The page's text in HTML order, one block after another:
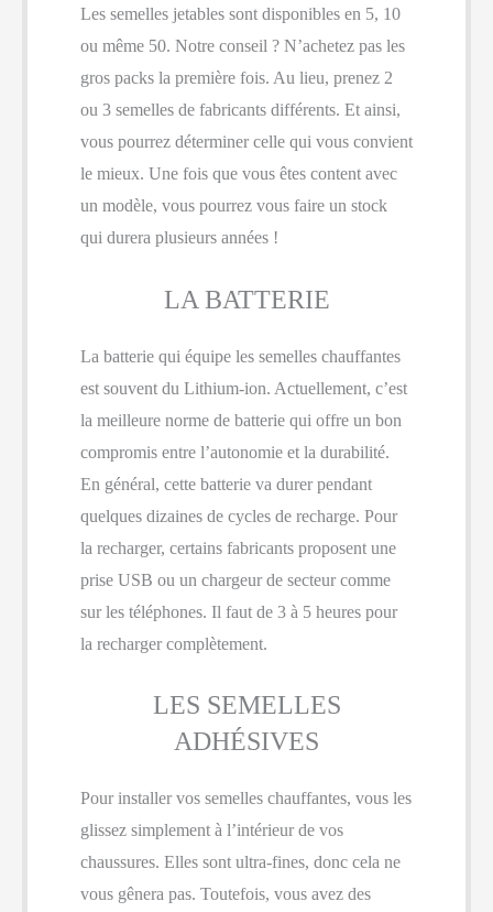
Les semelles jetables sont disponibles en 5, 10
ou même 50. Notre conseil ? N’achetez pas les
gros packs la première fois. Au lieu, prenez 2
ou 3 semelles de fabricants différents. Et ainsi,
vous pourrez déterminer celle qui vous convient
le mieux. Une fois que vous êtes content avec
un modèle, vous pourrez vous faire un stock
qui durera plusieurs années !
LA BATTERIE
La batterie qui équipe les semelles chauffantes
est souvent du Lithium-ion. Actuellement, c’est
la meilleure norme de batterie qui offre un bon
compromis entre l’autonomie et la durabilité.
En général, cette batterie va durer pendant
quelques dizaines de cycles de recharge. Pour
la recharger, certains fabricants proposent une
prise USB ou un chargeur de secteur comme
sur les téléphones. Il faut de 3 à 5 heures pour
la recharger complètement.
LES SEMELLES
ADHÉSIVES
Pour installer vos semelles chauffantes, vous les
glissez simplement à l’intérieur de vos
chaussures. Elles sont ultra-fines, donc cela ne
vous gênera pas. Toutefois, vous avez des